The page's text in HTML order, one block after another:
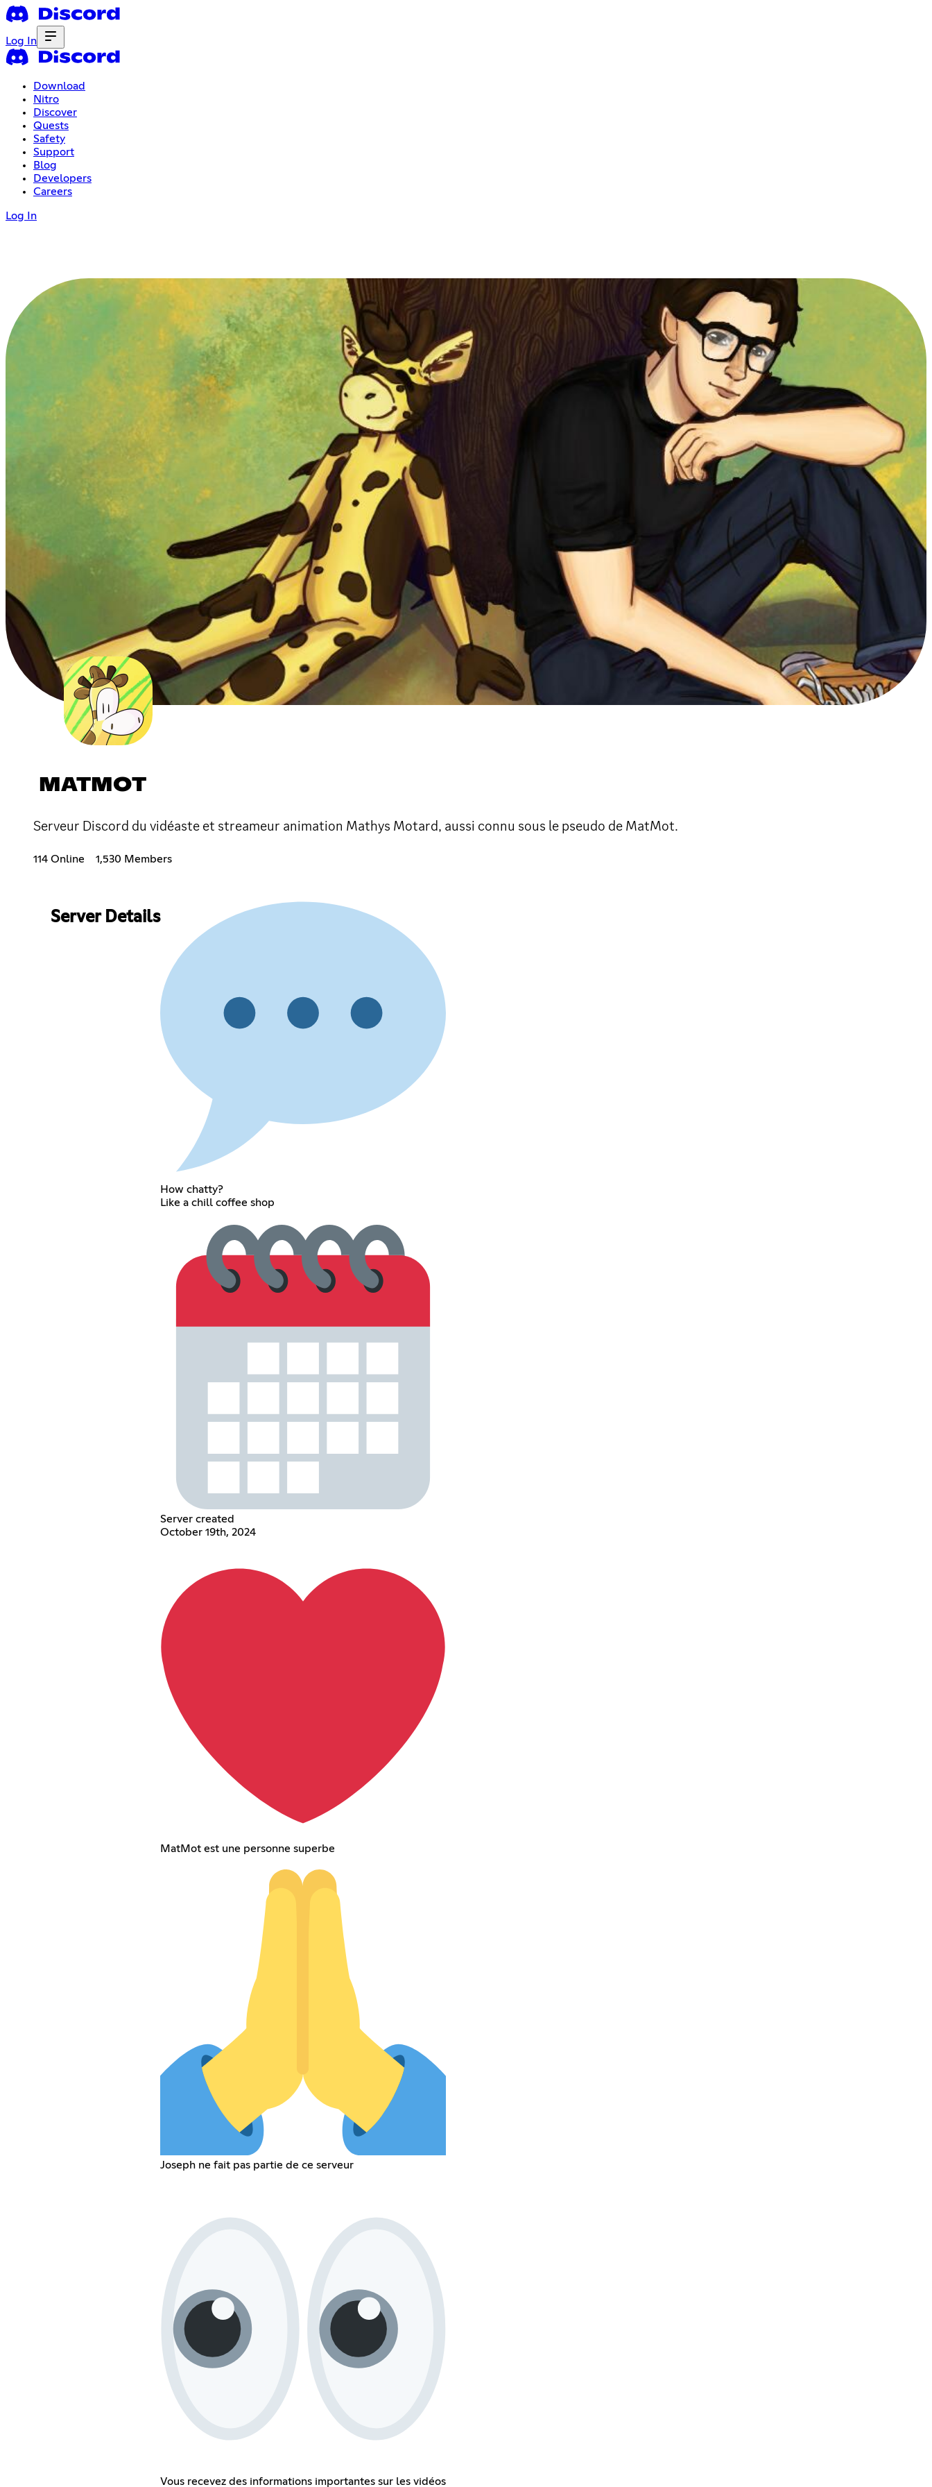
Log In
Download
Nitro
Discover
Quests
Safety
Support
Blog
Developers
Careers
Log In
MATMOT
Serveur Discord du vidéaste et streameur animation Mathys Motard, aussi connu sous le pseudo de MatMot.
114 Online 1,530 Members
Server Details
How chatty?
Like a chill coffee shop
Server created
October 19th, 2024
MatMot est une personne superbe
Joseph ne fait pas partie de ce serveur
Vous recevez des informations importantes sur les vidéos